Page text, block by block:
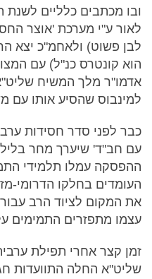
ובו מכתבים כלליים
לאור ע"י מערכת 'אוצר
לבן פשוט) ולאחמ"כ יצא
הוא קונטרס כנ"ל) עם
אדמו"ר מלך המשיח
למינבוס שהסיע אותו עם
כבר לפני סדר חסידות
ההפסקה עמלו תלמידי
את המקום לציוד הרב
עצמו מתפזרים התמימים על
זמן קצר אחרי תפילת
שליט"א החלה התוועדות